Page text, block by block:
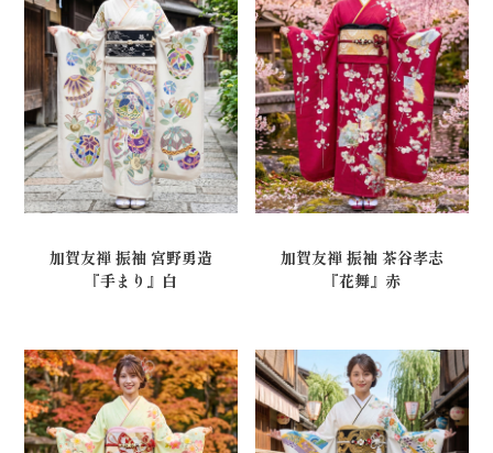
加賀友禅 振袖 宮野勇造
『手まり』白
加賀友禅 振袖 茶谷孝志
『花舞』赤